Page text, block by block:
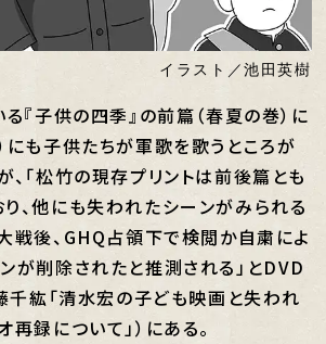
イラスト／池田英樹
『子供の四季』の前篇（春夏の巻）に
にも子供たちが軍歌を歌うところが
、「松竹の現存プリントは前後篇とも
、他にも失われたシーンがみられる
戦後、GHQ占領下で検閲か自粛によ
が削除されたと推測される」とDVD
千紘「清水宏の子ども映画と失われ
録について」）にある。